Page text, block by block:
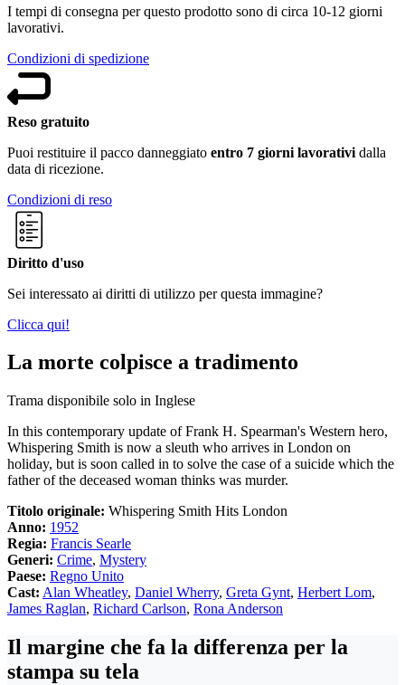
I tempi di consegna per questo prodotto sono di circa 10-12 giorni
lavorativi.
Condizioni di spedizione
Reso gratuito
Puoi restituire il pacco danneggiato entro 7 giorni lavorativi dalla
data di ricezione.
Condizioni di reso
Diritto d'uso
Sei interessato ai diritti di utilizzo per questa immagine?
Clicca qui!
La morte colpisce a tradimento
Trama disponibile solo in Inglese
In this contemporary update of Frank H. Spearman's Western hero,
Whispering Smith is now a sleuth who arrives in London on
holiday, but is soon called in to solve the case of a suicide which the
father of the deceased woman thinks was murder.
Titolo originale: Whispering Smith Hits London
Anno: 1952
Regia: Francis Searle
Generi: Crime, Mystery
Paese: Regno Unito
Cast: Alan Wheatley, Daniel Wherry, Greta Gynt, Herbert Lom,
James Raglan, Richard Carlson, Rona Anderson
Il margine che fa la differenza per la
stampa su tela